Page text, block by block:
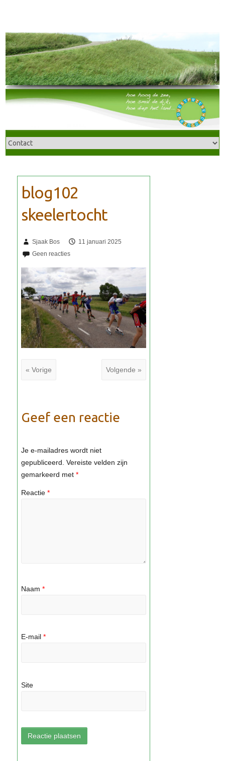
Sjaak Bos 11 januari 2025
« Vorige Volgende »
Geef een reactie
Je e-mailadres wordt niet
gepubliceerd. Vereiste velden zijn
gemarkeerd met *
Reactie *
Naam *
E-mail *
Site